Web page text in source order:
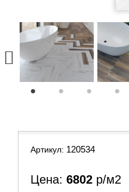
Артикул: 120534
Цена: 6802 р/м2